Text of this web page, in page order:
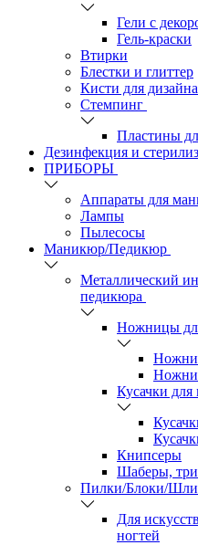
Гели с
Гель-краски
Втирки
Блестки и глиттер
Кисти для дизайна
Стемпинг
Пластины
Дезинфекция и
ПРИБОРЫ
Аппараты для
Лампы
Пылесосы
Маникюр/Педикюр
Металлический
педикюра
Ножницы
Кусачки
Книпсеры
Шаберы,
Пилки/Блоки/
Для
ногтей